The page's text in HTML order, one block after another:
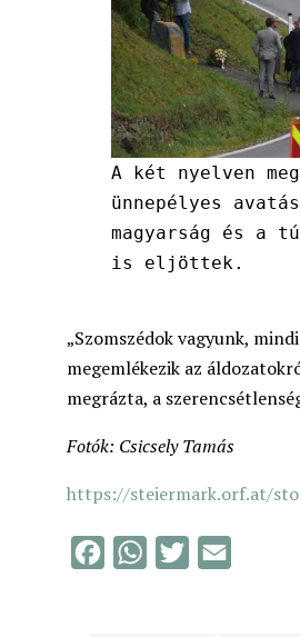
A két nyelven
ünnepélyes
magyarság és a
is eljöttek.
„Szomszédok vagyunk,
megemlékezik az
megrázta, a
Fotók: Csicsely Tamás
https://steiermark.orf.at/
W